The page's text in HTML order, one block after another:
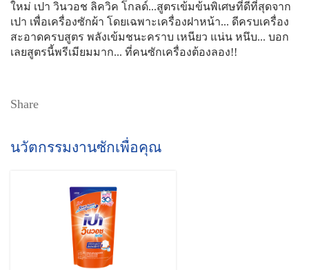
ใหม่ เปา วินวอช ลิควิค โกลด์...สูตรเข้มข้นพิเศษที่ดีที่สุดจาก
เปา เพื่อเครื่องซักผ้า โดยเฉพาะเครื่องฝาหน้า... ดีครบเครื่อง
สะอาดครบสูตร พลังเข้มชนะคราบ เหนียว แน่น หนึบ... บอก
เลยสูตรนี้พรีเมียมมาก... ที่คนซักเครื่องต้องลอง!!
Share
นวัตกรรมงานซักเพื่อคุณ